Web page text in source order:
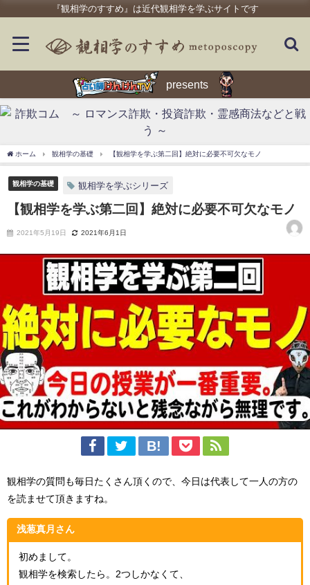
『観相学のすすめ』は近代観相学を学ぶサイトです
presents
ホーム 観相学の基礎 【観相学を学ぶ第二回】絶対に必要不可欠なモノ
観相学の基礎 観相学を学ぶシリーズ
【観相学を学ぶ第二回】絶対に必要不可欠なモノ
2021年5月19日 2021年6月1日
観相学の質問も毎日たくさん頂くので、今日は代表して一人の方の
を読ませて頂きますね。
浅葱真月さん
初めまして。
観相学を検索したら。2つしかなくて、